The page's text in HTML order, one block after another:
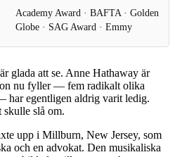
Academy Award · BAFTA · Golden
Globe · SAG Award · Emmy
glada att se. Anne Hathaway är
nu fyller — fem radikalt olika
har egentligen aldrig varit ledig.
skulle slå om.
upp i Millburn, New Jersey, som
och en advokat. Den musikaliska